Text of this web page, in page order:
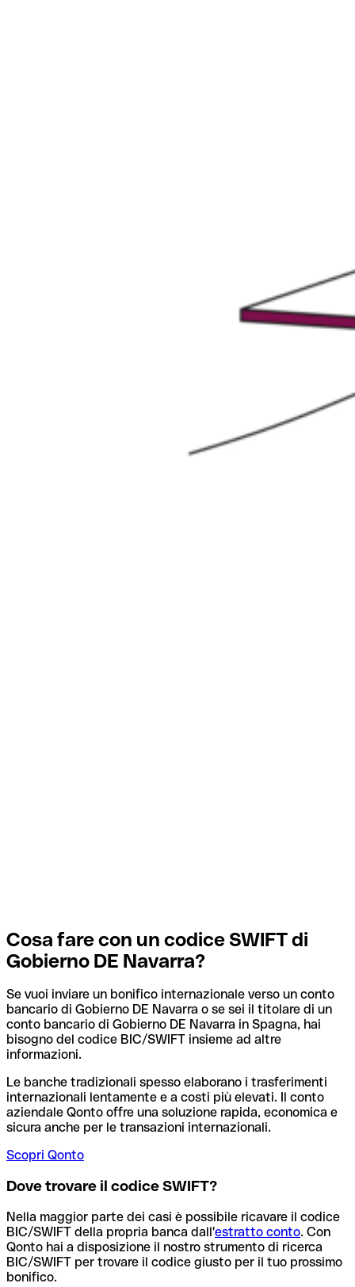
Cosa fare con un codice SWIFT di
Gobierno DE Navarra?
Se vuoi inviare un bonifico internazionale verso un conto
bancario di Gobierno DE Navarra o se sei il titolare di un
conto bancario di Gobierno DE Navarra in Spagna, hai
bisogno del codice BIC/SWIFT insieme ad altre
informazioni.
Le banche tradizionali spesso elaborano i trasferimenti
internazionali lentamente e a costi più elevati. Il conto
aziendale Qonto offre una soluzione rapida, economica e
sicura anche per le transazioni internazionali.
Scopri Qonto
Dove trovare il codice SWIFT?
Nella maggior parte dei casi è possibile ricavare il codice
BIC/SWIFT della propria banca dall'estratto conto. Con
Qonto hai a disposizione il nostro strumento di ricerca
BIC/SWIFT per trovare il codice giusto per il tuo prossimo
bonifico.